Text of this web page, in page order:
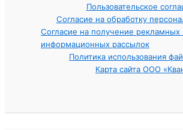
Пользовательское
Согласие на обработку
Согласие на получение рекламных
информационных рассылок
Политика использования
Карта сайта ООО